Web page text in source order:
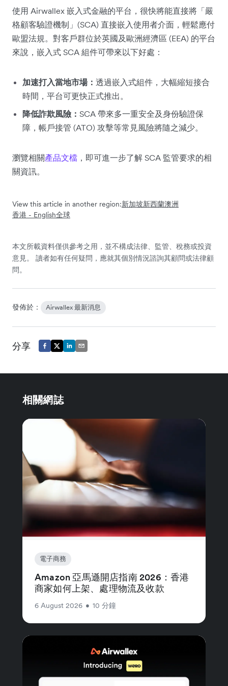
使用 Airwallex 嵌入式金融的平台，很快將能直接將「嚴
格顧客驗證機制」(SCA) 直接嵌入使用者介面，輕鬆應付
歐盟法規。對客戶群位於英國及歐洲經濟區 (EEA) 的平台
來說，嵌入式 SCA 組件可帶來以下好處：
加速打入當地市場： 透過嵌入式組件，大幅縮短接合
時間，平台可更快正式推出。
降低詐欺風險： SCA 帶來多一重安全及身份驗證保
障，帳戶接管 (ATO) 攻擊等常見風險將隨之減少。
瀏覽相關產品文檔 ，即可進一步了解 SCA 監管要求的相
關資訊。
View this article in another region:新加坡新西蘭澳洲
香港 - English全球
本文所載資料僅供參考之用，並不構成法律、監管、稅務或投資
意見。 讀者如有任何疑問，應就其個別情況諮詢其顧問或法律顧
問。
發佈於： Airwallex 最新消息
分享
相關網誌
電子商務
Amazon 亞馬遜開店指南 2026：香港
商家如何上架、處理物流及收款
6 August 2026 • 10 分鐘